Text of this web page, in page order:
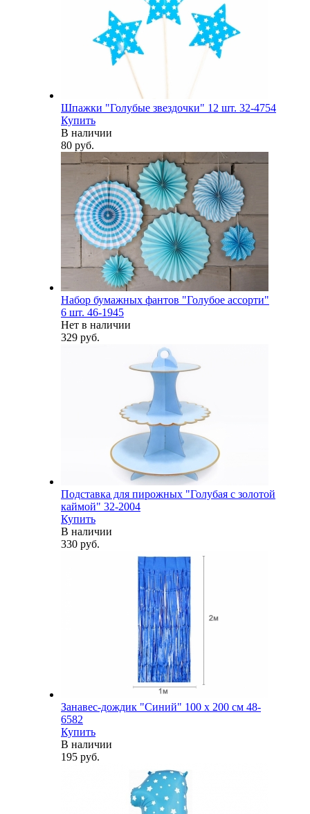
Шпажки "Голубые звездочки" 12 шт. 32-4754
Купить
В наличии
80 руб.
Набор бумажных фантов "Голубое ассорти"
6 шт. 46-1945
Нет в наличии
329 руб.
Подставка для пирожных "Голубая с золотой
каймой" 32-2004
Купить
В наличии
330 руб.
Занавес-дождик "Синий" 100 х 200 см 48-
6582
Купить
В наличии
195 руб.